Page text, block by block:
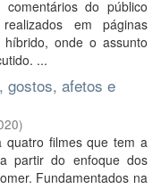
do público
em páginas
onde o assunto
...
gostos, afetos e
)
quatro filmes que tem a
partir do enfoque dos
Fundamentados na